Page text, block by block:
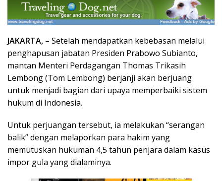
JAKARTA, – Setelah mendapatkan kebebasan melalui
penghapusan jabatan Presiden Prabowo Subianto,
mantan Menteri Perdagangan Thomas Trikasih
Lembong (Tom Lembong) berjanji akan berjuang
untuk menjadi bagian dari upaya memperbaiki sistem
hukum di Indonesia.
Untuk perjuangan tersebut, ia melakukan “serangan
balik” dengan melaporkan para hakim yang
memutuskan hukuman 4,5 tahun penjara dalam kasus
impor gula yang dialaminya.